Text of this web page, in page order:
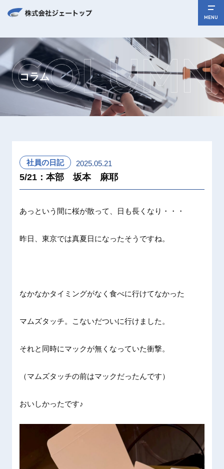
MENU
コラム
社員の日記 2025.05.21
5/21：本部 坂本 麻耶
あっという間に桜が散って、日も長くなり・・・
昨日、東京では真夏日になったそうですね。
なかなかタイミングがなく食べに行けてなかった
マムズタッチ。こないだついに行けました。
それと同時にマックが無くなっていた衝撃。
（マムズタッチの前はマックだったんです）
おいしかったです♪